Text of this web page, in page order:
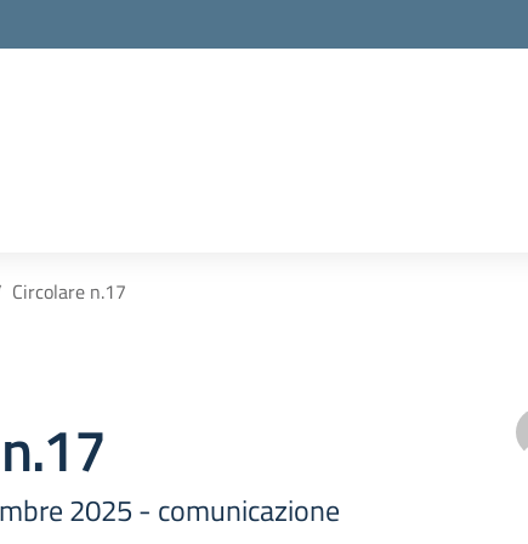
Circolare n.17
2025 - comunicazione